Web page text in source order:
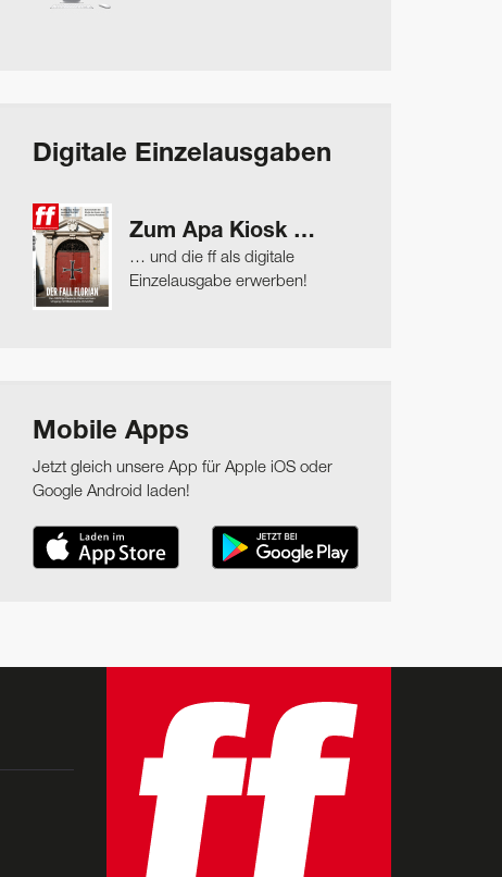
Digitale Einzelausgaben
Zum Apa Kiosk …
… und die ff als digitale
Einzelausgabe erwerben!
Mobile Apps
Jetzt gleich unsere App für Apple iOS oder
Google Android laden!